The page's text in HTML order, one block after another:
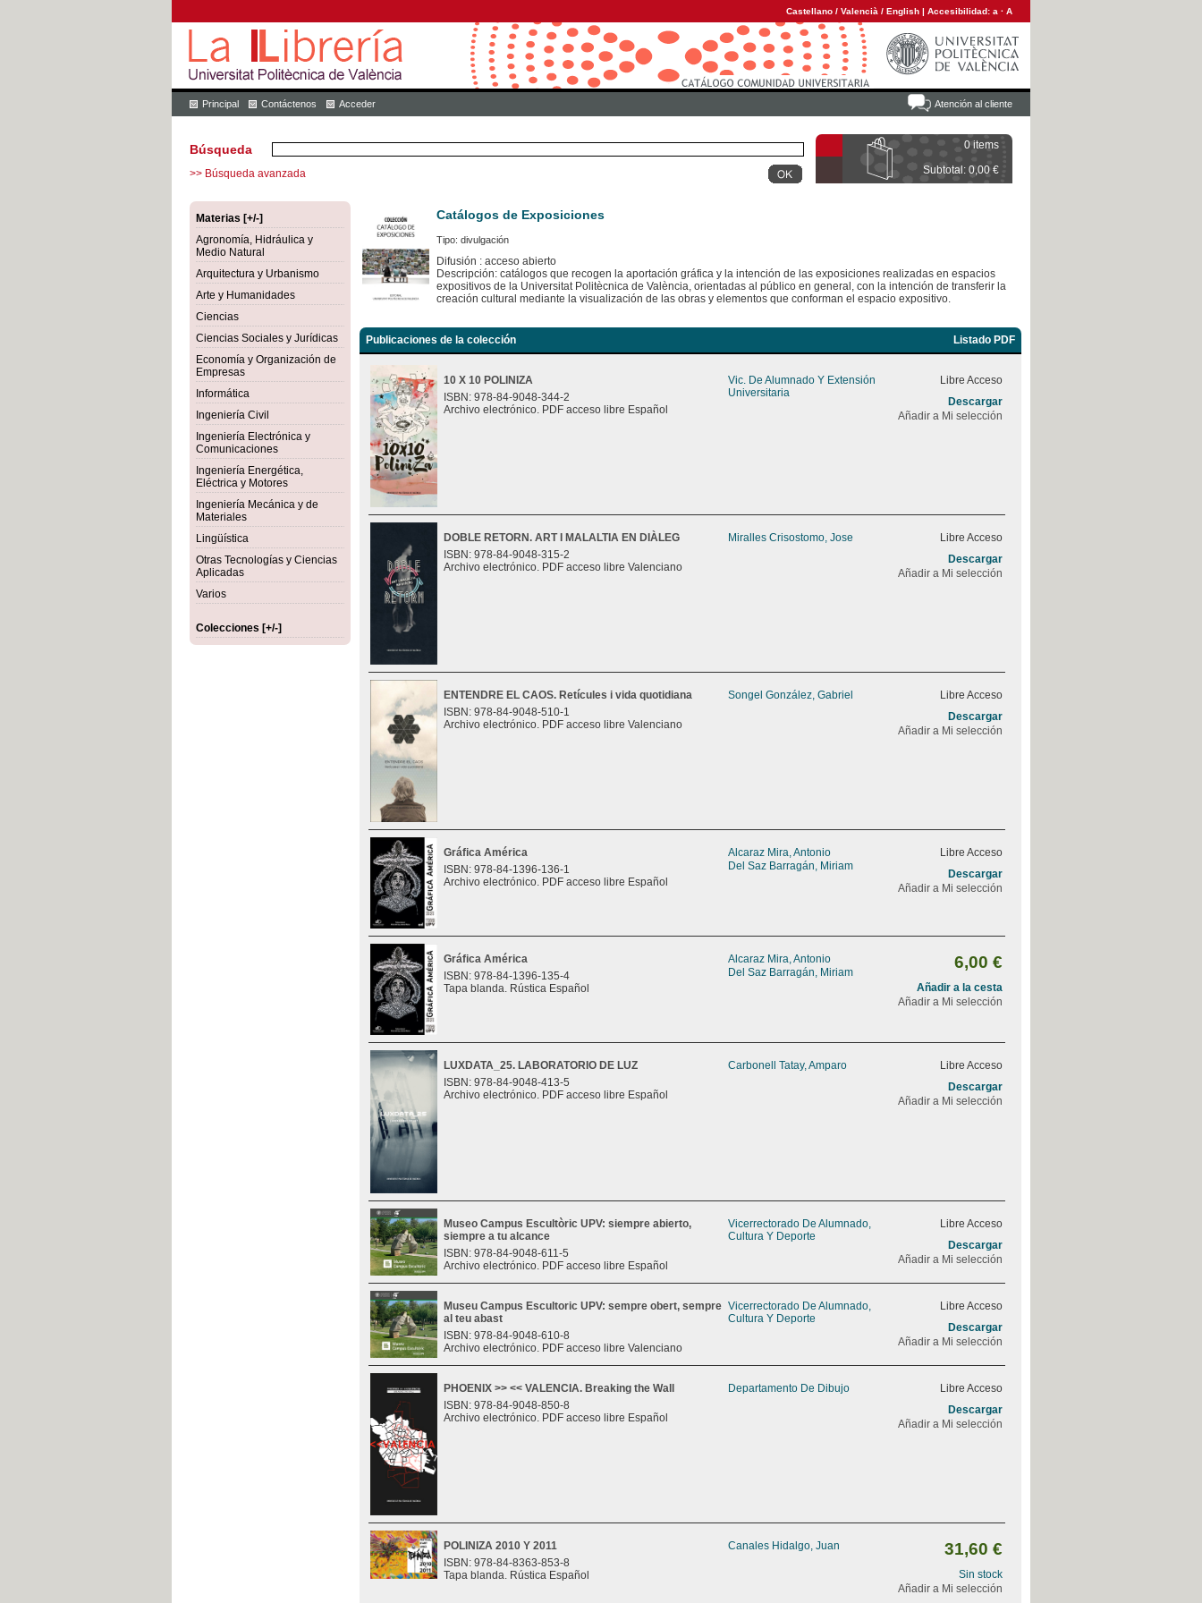
Castellano / Valencià / English | Accesibilidad: a · A
Atención al cliente
Principal Contáctenos Acceder
0 items
Subtotal: 0,00 €
Búsqueda
>> Búsqueda avanzada
Materias [+/-]
Agronomía, Hidráulica y
Medio Natural
Arquitectura y Urbanismo
Arte y Humanidades
Ciencias
Ciencias Sociales y Jurídicas
Economía y Organización de
Empresas
Informática
Ingeniería Civil
Ingeniería Electrónica y
Comunicaciones
Ingeniería Energética,
Eléctrica y Motores
Ingeniería Mecánica y de
Materiales
Lingüística
Otras Tecnologías y Ciencias
Aplicadas
Varios
Colecciones [+/-]
Catálogos de Exposiciones
Tipo: divulgación
Difusión : acceso abierto
Descripción: catálogos que recogen la aportación gráfica y la intención de las exposiciones realizadas en espacios
expositivos de la Universitat Politècnica de València, orientadas al público en general, con la intención de transferir la
creación cultural mediante la visualización de las obras y elementos que conforman el espacio expositivo.
Publicaciones de la colección Listado PDF
10 X 10 POLINIZA
ISBN: 978-84-9048-344-2
Archivo electrónico. PDF acceso libre Español
Vic. De Alumnado Y Extensión
Universitaria
Libre Acceso
Descargar
Añadir a Mi selección
DOBLE RETORN. ART I MALALTIA EN DIÀLEG
ISBN: 978-84-9048-315-2
Archivo electrónico. PDF acceso libre Valenciano
Miralles Crisostomo, Jose
Libre Acceso
Descargar
Añadir a Mi selección
ENTENDRE EL CAOS. Retícules i vida quotidiana
ISBN: 978-84-9048-510-1
Archivo electrónico. PDF acceso libre Valenciano
Songel González, Gabriel
Libre Acceso
Descargar
Añadir a Mi selección
Gráfica América
ISBN: 978-84-1396-136-1
Archivo electrónico. PDF acceso libre Español
Alcaraz Mira, Antonio
Del Saz Barragán, Miriam
Libre Acceso
Descargar
Añadir a Mi selección
Gráfica América
ISBN: 978-84-1396-135-4
Tapa blanda. Rústica Español
Alcaraz Mira, Antonio
Del Saz Barragán, Miriam
6,00 €
Añadir a la cesta
Añadir a Mi selección
LUXDATA_25. LABORATORIO DE LUZ
ISBN: 978-84-9048-413-5
Archivo electrónico. PDF acceso libre Español
Carbonell Tatay, Amparo
Libre Acceso
Descargar
Añadir a Mi selección
Museo Campus Escultòric UPV: siempre abierto,
siempre a tu alcance
ISBN: 978-84-9048-611-5
Archivo electrónico. PDF acceso libre Español
Vicerrectorado De Alumnado,
Cultura Y Deporte
Libre Acceso
Descargar
Añadir a Mi selección
Museu Campus Escultoric UPV: sempre obert, sempre
al teu abast
ISBN: 978-84-9048-610-8
Archivo electrónico. PDF acceso libre Valenciano
Vicerrectorado De Alumnado,
Cultura Y Deporte
Libre Acceso
Descargar
Añadir a Mi selección
PHOENIX >> << VALENCIA. Breaking the Wall
ISBN: 978-84-9048-850-8
Archivo electrónico. PDF acceso libre Español
Departamento De Dibujo
Libre Acceso
Descargar
Añadir a Mi selección
POLINIZA 2010 Y 2011
ISBN: 978-84-8363-853-8
Tapa blanda. Rústica Español
Canales Hidalgo, Juan 31,60 €
Sin stock
Añadir a Mi selección